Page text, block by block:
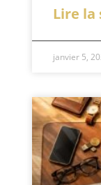
Lire la
janvier 5,